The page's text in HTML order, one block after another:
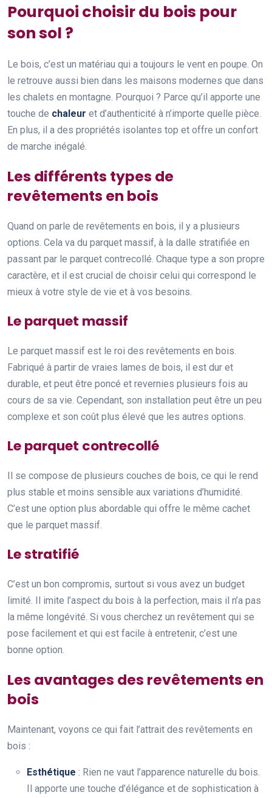
Pourquoi choisir du bois pour
son sol ?
Le bois, c’est un matériau qui a toujours le vent en poupe. On
le retrouve aussi bien dans les maisons modernes que dans
les chalets en montagne. Pourquoi ? Parce qu’il apporte une
touche de chaleur et d’authenticité à n’importe quelle pièce.
En plus, il a des propriétés isolantes top et offre un confort
de marche inégalé.
Les différents types de
revêtements en bois
Quand on parle de revêtements en bois, il y a plusieurs
options. Cela va du parquet massif, à la dalle stratifiée en
passant par le parquet contrecollé. Chaque type a son propre
caractère, et il est crucial de choisir celui qui correspond le
mieux à votre style de vie et à vos besoins.
Le parquet massif
Le parquet massif est le roi des revêtements en bois.
Fabriqué à partir de vraies lames de bois, il est dur et
durable, et peut être poncé et revernies plusieurs fois au
cours de sa vie. Cependant, son installation peut être un peu
complexe et son coût plus élevé que les autres options.
Le parquet contrecollé
Il se compose de plusieurs couches de bois, ce qui le rend
plus stable et moins sensible aux variations d’humidité.
C’est une option plus abordable qui offre le même cachet
que le parquet massif.
Le stratifié
C’est un bon compromis, surtout si vous avez un budget
limité. Il imite l’aspect du bois à la perfection, mais il n’a pas
la même longévité. Si vous cherchez un revêtement qui se
pose facilement et qui est facile à entretenir, c’est une
bonne option.
Les avantages des revêtements en
bois
Maintenant, voyons ce qui fait l’attrait des revêtements en
bois :
Esthétique : Rien ne vaut l’apparence naturelle du bois.
Il apporte une touche d’élégance et de sophistication à